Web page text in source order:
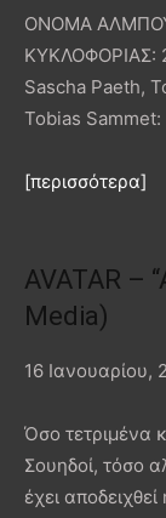
ΟΝΟΜΑ
ΚΥΚΛΟΦΟΡΙΑΣ:
Sascha Paeth,
Tobias
[περισσότερα]
AVATAR –
Media)
16 Ιανουαρίου,
Όσο τετριμένα
Σουηδοί, τόσο
έχει